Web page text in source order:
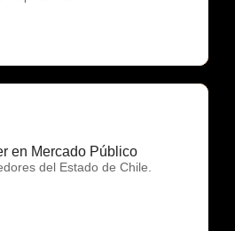
en Mercado Público
del Estado de Chile.
Servicios